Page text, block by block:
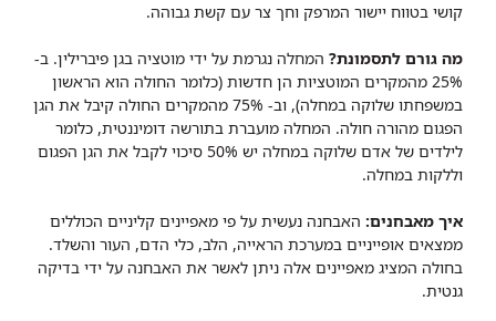
קושי בטווח יישור המרפק וחך צר עם קשת גבוהה.
מה גורם לתסמונת? המחלה נגרמת על ידי מוטציה בגן פיברילין. ב-
25% מהמקרים המוטציות הן חדשות (כלומר החולה הוא הראשון
במשפחתו שלוקה במחלה), וב- 75% מהמקרים החולה קיבל את הגן
הפגום מהורה חולה. המחלה מועברת בתורשה דומיננטית, כלומר
לילדים של אדם שלוקה במחלה יש 50% סיכוי לקבל את הגן הפגום
וללקות במחלה.
איך מאבחנים: האבחנה נעשית על פי מאפיינים קליניים הכוללים
ממצאים אופייניים במערכת הראייה, הלב, כלי הדם, העור והשלד.
בחולה המציג מאפיינים אלה ניתן לאשר את האבחנה על ידי בדיקה
גנטית.